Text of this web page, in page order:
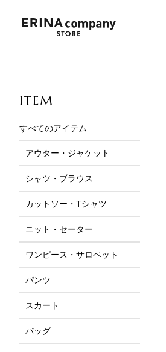
ITEM
すべてのアイテム
アウター・ジャケット
シャツ・ブラウス
カットソー・Tシャツ
ニット・セーター
ワンピース・サロペット
パンツ
スカート
バッグ